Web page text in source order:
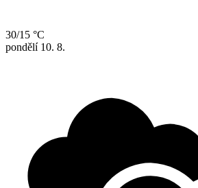
30/15 °C
pondělí 10. 8.